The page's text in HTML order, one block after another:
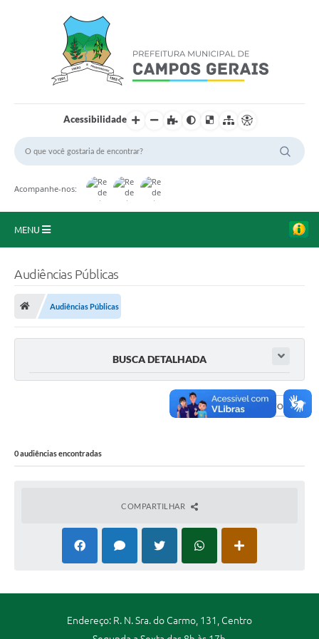
Acessibilidade
Acompanhe-nos:
MENU
A Prefeitura
Audiências Públicas
Audiências Públicas
BUSCA DETALHADA
DADOS ABERTOS
0 audiências encontradas
COMPARTILHAR
Endereço: R. N. Sra. do Carmo, 131, Centro